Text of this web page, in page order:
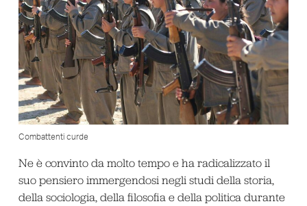
Combattenti curde
Ne è convinto da molto tempo e ha radicalizzato il
suo pensiero immergendosi negli studi della storia,
della sociologia, della filosofia e della politica durante